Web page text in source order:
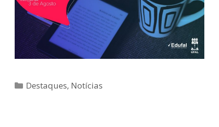
Categorias
Destaques, Notícias